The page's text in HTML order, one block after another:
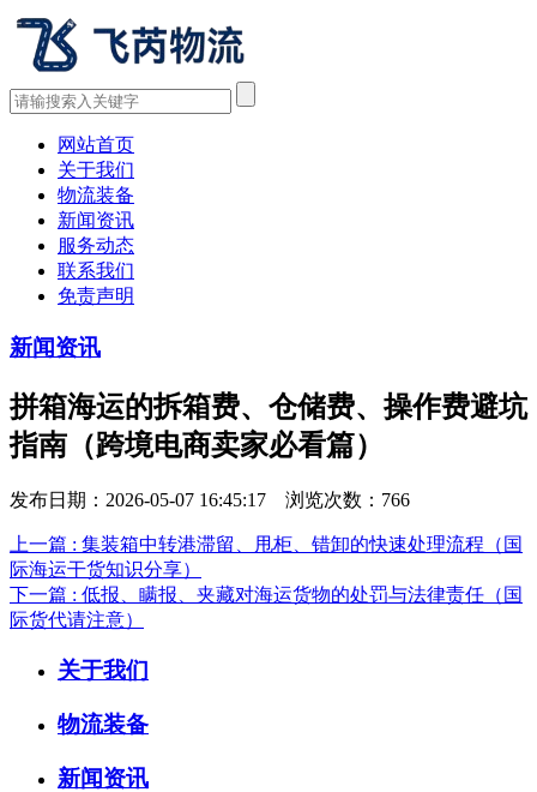
网站首页
关于我们
物流装备
新闻资讯
服务动态
联系我们
免责声明
新闻资讯
拼箱海运的拆箱费、仓储费、操作费避坑
指南（跨境电商卖家必看篇）
发布日期：2026-05-07 16:45:17 浏览次数： 766
上一篇 : 集装箱中转港滞留、甩柜、错卸的快速处理流程（国
际海运干货知识分享）
下一篇 : 低报、瞒报、夹藏对海运货物的处罚与法律责任（国
际货代请注意）
关于我们
物流装备
新闻资讯